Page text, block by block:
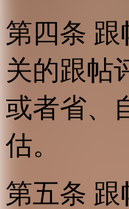
第四条
关的跟帖
或者省、
估。
第五条